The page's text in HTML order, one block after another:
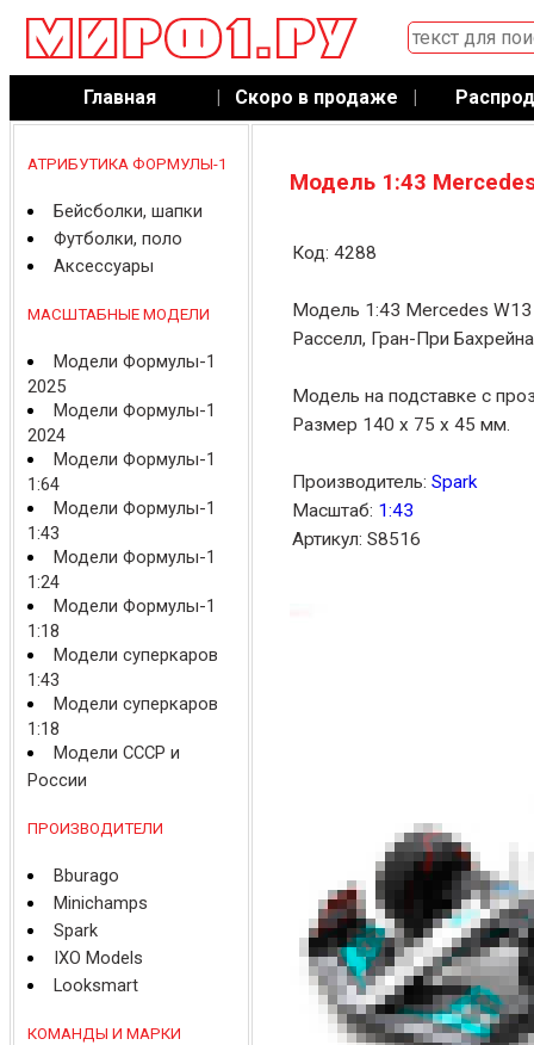
Главная | Скоро в продаже |
АТРИБУТИКА ФОРМУЛЫ-1
Бейсболки, шапки
Футболки, поло
Аксессуары
МАСШТАБНЫЕ МОДЕЛИ
Модели Формулы-1
2025
Модели Формулы-1
2024
Модели Формулы-1
1:64
Модели Формулы-1
1:43
Модели Формулы-1
1:24
Модели Формулы-1
1:18
Модели суперкаров
1:43
Модели суперкаров
1:18
Модели СССР и
России
ПРОИЗВОДИТЕЛИ
Bburago
Minichamps
Spark
IXO Models
Looksmart
КОМАНДЫ И МАРКИ
Модель 1:43
Код: 4288
Модель 1:43 Mercedes
Расселл, Гран-При
Модель на подставке с
Размер 140 x 75 x 45 мм.
Производитель: Spark
Масштаб: 1:43
Артикул: S8516